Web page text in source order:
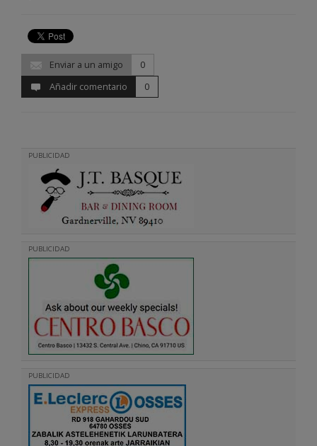
Enviar a un amigo
0
Añadir comentario
0
PUBLICIDAD
PUBLICIDAD
PUBLICIDAD